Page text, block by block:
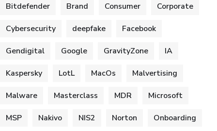
Bitdefender Brand Consumer Corporate
Cybersecurity deepfake Facebook
Gendigital Google GravityZone IA
Kaspersky LotL MacOs Malvertising
Malware Masterclass MDR Microsoft
MSP Nakivo NIS2 Norton Onboarding